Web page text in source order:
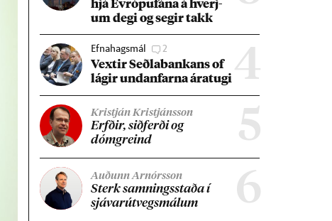
um degi og seg­ir takk
4
Efnahagsmál 2
Vext­ir Seðla­bank­ans of
lág­ir und­an­farna ára­tugi
5
Kristján Kristjánsson
Erfð­ir, sið­ferði og
dómgreind
6
Auðunn Arnórsson
Sterk samn­ings­staða í
sjáv­ar­út­vegs­mál­um